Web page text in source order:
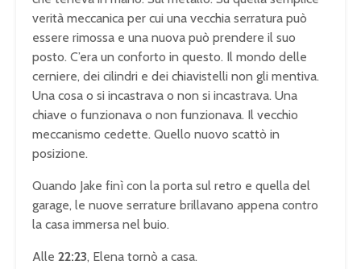
verità meccanica per cui una vecchia serratura può
essere rimossa e una nuova può prendere il suo
posto. C’era un conforto in questo. Il mondo delle
cerniere, dei cilindri e dei chiavistelli non gli mentiva.
Una cosa o si incastrava o non si incastrava. Una
chiave o funzionava o non funzionava. Il vecchio
meccanismo cedette. Quello nuovo scattò in
posizione.
Quando Jake finì con la porta sul retro e quella del
garage, le nuove serrature brillavano appena contro
la casa immersa nel buio.
Alle 22:23, Elena tornò a casa.